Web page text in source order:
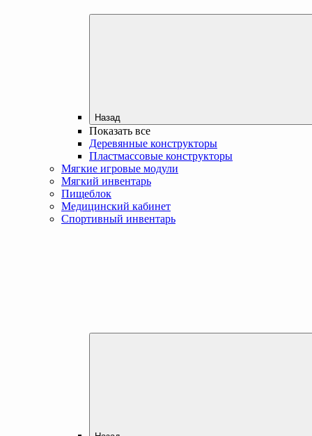
Назад
Показать все
Деревянные конструкторы
Пластмассовые конструкторы
Мягкие игровые модули
Мягкий инвентарь
Пищеблок
Медицинский кабинет
Спортивный инвентарь